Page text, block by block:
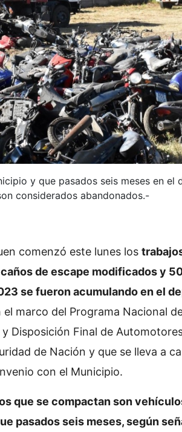
y que pasados seis meses en el
considerados abandonados.-
comenzó este lunes los
de escape modificados y
se fueron acumulando en el
marco del Programa Nacional
Disposición Final de
de Nación y que se lleva a
con el Municipio.
que se compactan son
pasados seis meses, según